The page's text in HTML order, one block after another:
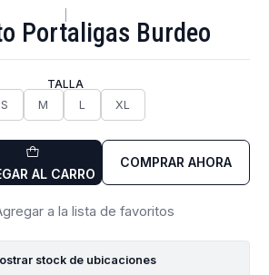
Portaligas Burdeo
TALLA
S
M L XL
AL CARRO
COMPRAR AHORA
a la lista de favoritos
stock de ubicaciones